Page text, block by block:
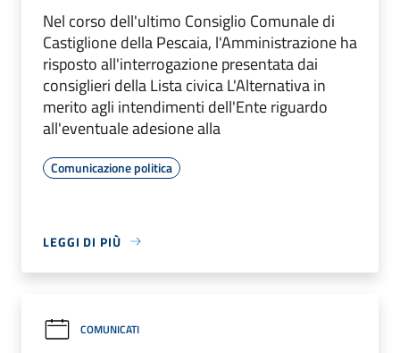
Nel corso dell'ultimo Consiglio Comunale di
Castiglione della Pescaia, l'Amministrazione ha
risposto all'interrogazione presentata dai
consiglieri della Lista civica L'Alternativa in
merito agli intendimenti dell'Ente riguardo
all'eventuale adesione alla
Comunicazione politica
LEGGI DI PIÙ
COMUNICATI